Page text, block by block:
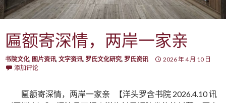
匾额寄深情，两岸一家亲
书院文化, 图片资讯, 文字资讯, 罗氏文化研究, 罗氏资讯
2026 年 4 月 10 日
添加评论
匾额寄深情，两岸一家亲 【洋头罗含书院 2026.4.10 讯